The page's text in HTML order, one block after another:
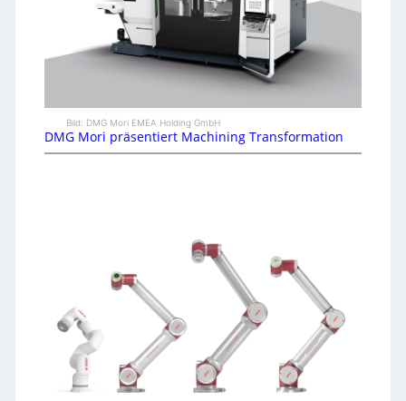
Bild: DMG Mori EMEA Holding GmbH
DMG Mori präsentiert Machining Transformation